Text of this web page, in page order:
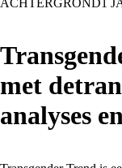
ACHTERGROND1
met
analyses